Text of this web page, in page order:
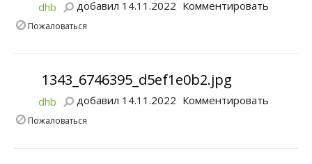
dhb добавил 14.11.2022 Комментировать
Пожаловаться
1343_6746395_d5ef1e0b2.jpg
dhb добавил 14.11.2022 Комментировать
Пожаловаться